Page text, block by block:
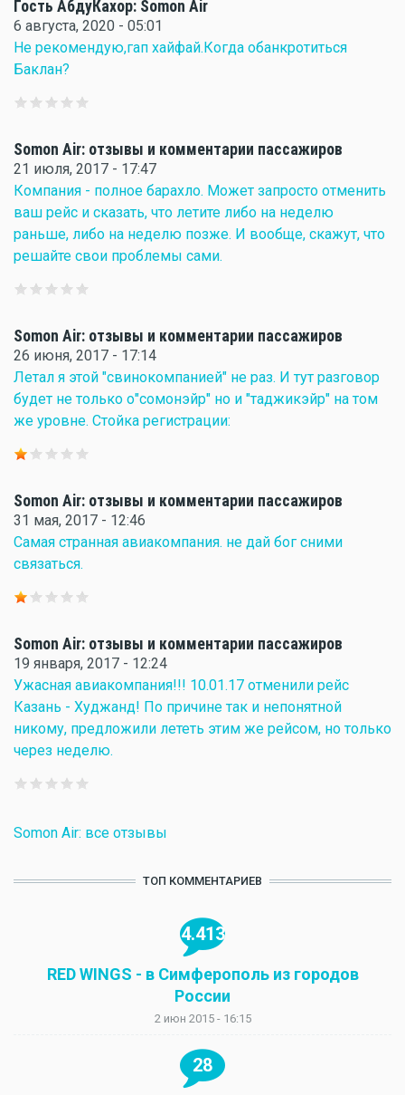
Гость АбдуКахор: Somon Air
6 августа, 2020 - 05:01
Не рекомендую,гап хайфай.Когда обанкротиться
Баклан?
Somon Air: отзывы и комментарии пассажиров
21 июля, 2017 - 17:47
Компания - полное барахло. Может запросто отменить
ваш рейс и сказать, что летите либо на неделю
раньше, либо на неделю позже. И вообще, скажут, что
решайте свои проблемы сами.
Somon Air: отзывы и комментарии пассажиров
26 июня, 2017 - 17:14
Летал я этой "свинокомпанией" не раз. И тут разговор
будет не только о"сомонэйр" но и "таджикэйр" на том
же уровне. Стойка регистрации:
Somon Air: отзывы и комментарии пассажиров
31 мая, 2017 - 12:46
Самая странная авиакомпания. не дай бог сними
связаться.
Somon Air: отзывы и комментарии пассажиров
19 января, 2017 - 12:24
Ужасная авиакомпания!!! 10.01.17 отменили рейс
Казань - Худжанд! По причине так и непонятной
никому, предложили лететь этим же рейсом, но только
через неделю.
Somon Air: все отзывы
ТОП КОММЕНТАРИЕВ
4.413
RED WINGS - в Симферополь из городов
России
2 июн 2015 - 16:15
28